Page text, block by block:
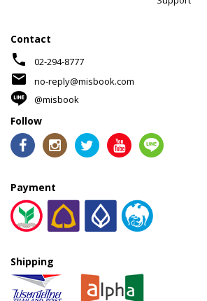
Contact
phone 02-294-8777
mail
no-reply@misbook.com
@misbook
Follow
Payment
Shipping